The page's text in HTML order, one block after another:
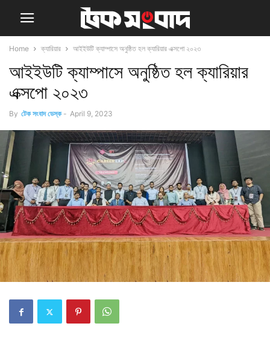
Home ক্যারিয়ার আইইউটি ক্যাম্পাসে অনুষ্ঠিত হল ক্যারিয়ার এক্সপো ২০২৩
আইইউটি ক্যাম্পাসে অনুষ্ঠিত হল ক্যারিয়ার
এক্সপো ২০২৩
By টেক সংবাদ ডেস্ক - April 9, 2023